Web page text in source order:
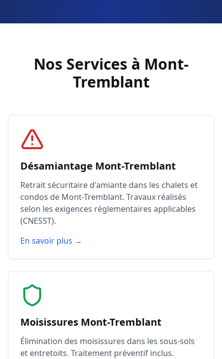
Nos Services à Mont-
Tremblant
Désamiantage Mont-Tremblant
Retrait sécuritaire d'amiante dans les chalets et
condos de Mont-Tremblant. Travaux réalisés
selon les exigences réglementaires applicables
(CNESST).
En savoir plus →
Moisissures Mont-Tremblant
Élimination des moisissures dans les sous-sols
et entretoits. Traitement préventif inclus.